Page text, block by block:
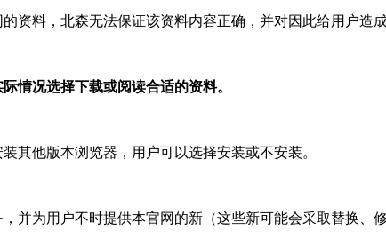
资料，北森无法保证该资料内容正确，并对因此给用户造
情况选择下载或阅读合适的资料。
其他版本浏览器，用户可以选择安装或不安装。
并为用户不时提供本官网的新（这些新可能会采取替换、